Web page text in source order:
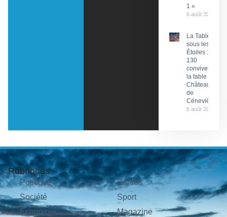
1 »
6 août 2026
La Tablée
sous les
Étoiles :
130
convives à
la table du
Château
de
Cénevières
6 août 2026
Rubriques
Politique
Société
Économie
Sorties
Sport
Magazine